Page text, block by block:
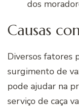
dos
Causas
Diversos fatores
surgimento de
pode ajudar na
serviço de caça